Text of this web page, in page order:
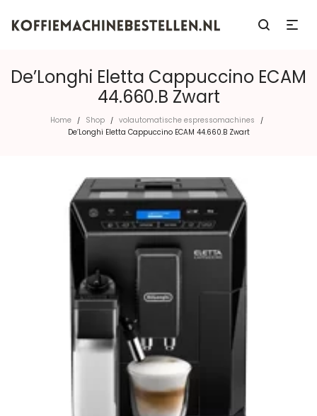
De’Longhi Eletta Cappuccino ECAM
44.660.B Zwart
Home / Shop / volautomatische espressomachines /
De’Longhi Eletta Cappuccino ECAM 44.660.B Zwart